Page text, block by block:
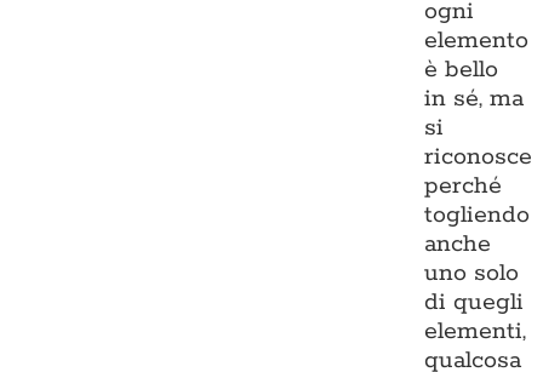
ogni
elemento
è bello
in sé, ma
si
riconosce
perché
togliendo
anche
uno solo
di quegli
elementi,
qualcosa